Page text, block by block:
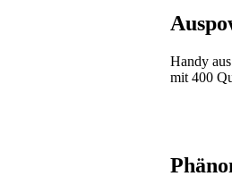
Handy
mit 400